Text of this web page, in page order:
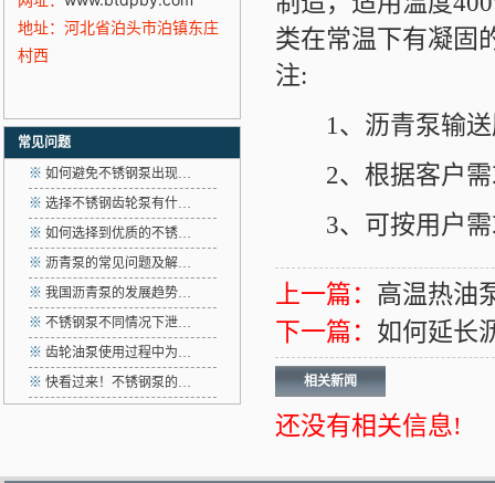
地址：河北省泊头市泊镇东庄
村西
常见问题
※ 如何避免不锈钢泵出现…
※ 选择不锈钢齿轮泵有什…
※ 如何选择到优质的不锈…
※ 沥青泵的常见问题及解…
※ 我国沥青泵的发展趋势…
※ 不锈钢泵不同情况下泄…
※ 齿轮油泵使用过程中为…
※ 快看过来！不锈钢泵的…
类在常温下有凝固
注:
1、沥青泵输送
2、根据客户需
3、可按用户需
上一篇： 高温热油
下一篇： 如何延长
相关新闻
还没有相关信息!